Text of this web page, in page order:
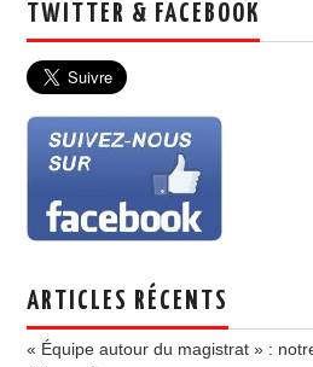
TWITTER & FACEBOOK
ARTICLES RÉCENTS
« Équipe autour du magistrat » :